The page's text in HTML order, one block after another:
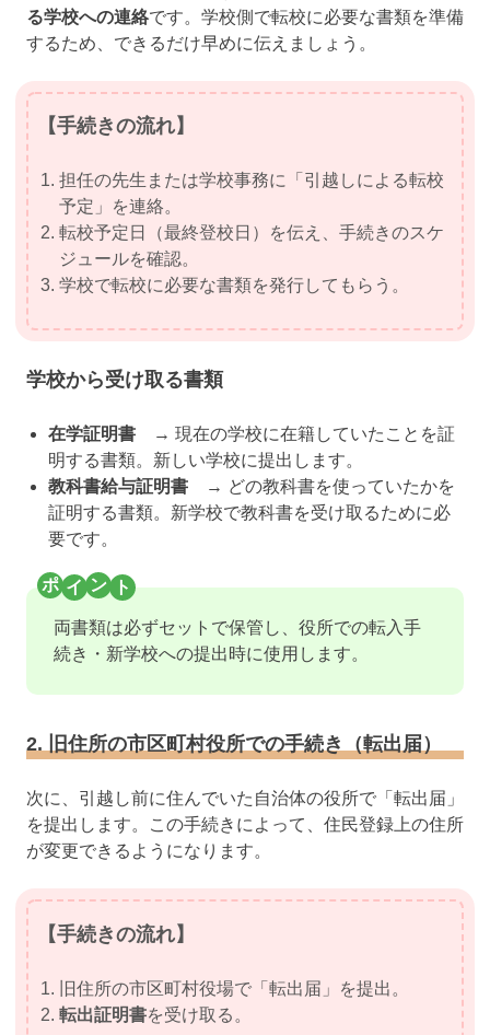
る学校への連絡です。学校側で転校に必要な書類を準備
するため、できるだけ早めに伝えましょう。
【手続きの流れ】
担任の先生または学校事務に「引越しによる転校
予定」を連絡。
転校予定日（最終登校日）を伝え、手続きのスケ
ジュールを確認。
学校で転校に必要な書類を発行してもらう。
学校から受け取る書類
在学証明書 → 現在の学校に在籍していたことを証
明する書類。新しい学校に提出します。
教科書給与証明書 → どの教科書を使っていたかを
証明する書類。新学校で教科書を受け取るために必
要です。
両書類は必ずセットで保管し、役所での転入手
続き・新学校への提出時に使用します。
2. 旧住所の市区町村役所での手続き（転出届）
次に、引越し前に住んでいた自治体の役所で「転出届」
を提出します。この手続きによって、住民登録上の住所
が変更できるようになります。
【手続きの流れ】
旧住所の市区町村役場で「転出届」を提出。
転出証明書を受け取る。